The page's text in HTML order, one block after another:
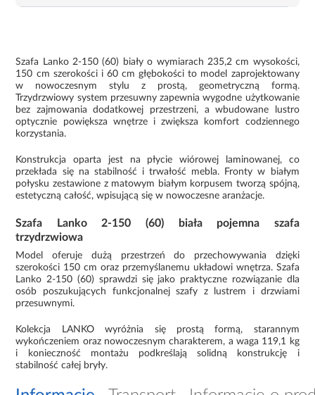
Szafa Lanko 2-150 (60) biały o wymiarach 235,2 cm wysokości,
150 cm szerokości i 60 cm głębokości to model zaprojektowany
w nowoczesnym stylu z prostą, geometryczną formą.
Trzydrzwiowy system przesuwny zapewnia wygodne użytkowanie
bez zajmowania dodatkowej przestrzeni, a wbudowane lustro
optycznie powiększa wnętrze i zwiększa komfort codziennego
korzystania.
Konstrukcja oparta jest na płycie wiórowej laminowanej, co
przekłada się na stabilność i trwałość mebla. Fronty w białym
połysku zestawione z matowym białym korpusem tworzą spójną,
estetyczną całość, wpisującą się w nowoczesne aranżacje.
Szafa Lanko 2-150 (60) biała pojemna szafa
trzydrzwiowa
Model oferuje dużą przestrzeń do przechowywania dzięki
szerokości 150 cm oraz przemyślanemu układowi wnętrza. Szafa
Lanko 2-150 (60) sprawdzi się jako praktyczne rozwiązanie dla
osób poszukujących funkcjonalnej szafy z lustrem i drzwiami
przesuwnymi.
Kolekcja LANKO wyróżnia się prostą formą, starannym
wykończeniem oraz nowoczesnym charakterem, a waga 119,1 kg
i konieczność montażu podkreślają solidną konstrukcję i
stabilność całej bryły.